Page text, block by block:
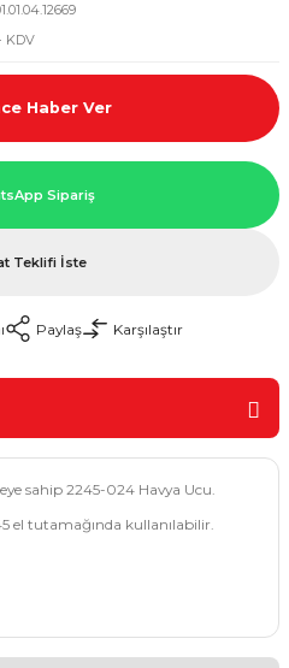
KDV
Haber Ver
Sipariş
Teklifi İste
Paylaş Karşılaştır
sahip 2245-024 Havya Ucu.
el tutamağında kullanılabilir.